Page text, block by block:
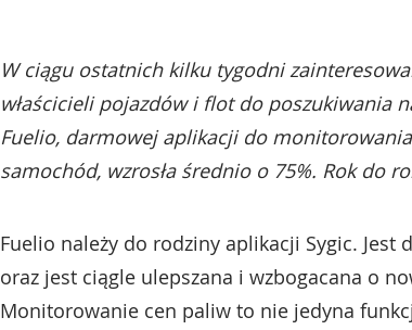
W ciągu ostatnich kilku tygodni
właścicieli pojazdów i flot do poszukiwania
Fuelio, darmowej aplikacji do
samochód, wzrosła średnio o 75%. Rok do
Fuelio należy do rodziny aplikacji Sygic.
oraz jest ciągle ulepszana i wzbogacana o
Monitorowanie cen paliw to nie jedyna